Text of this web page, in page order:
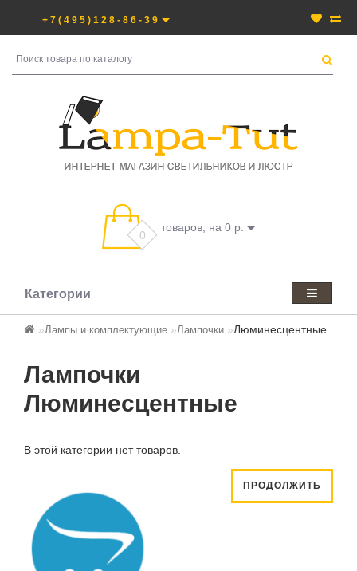
+7(495)128-86-39
0
товаров, на 0 р.
Категории
Лампы и комплектующие Лампочки Люминесцентные
Лампочки
Люминесцентные
В этой категории нет товаров.
ПРОДОЛЖИТЬ